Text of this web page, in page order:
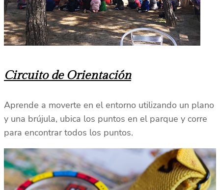
Circuito de Orientación
Aprende a moverte en el entorno utilizando un plano
y una brújula, ubica los puntos en el parque y corre
para encontrar todos los puntos.